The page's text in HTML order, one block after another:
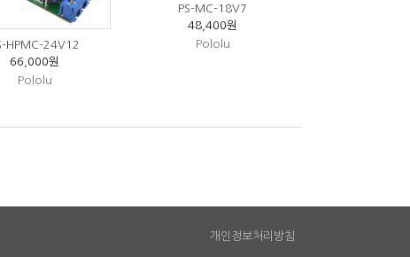
HPMC-24V12
66,000원
Pololu
PS-MC-18V7
48,400원
Pololu
개인정보처리방침